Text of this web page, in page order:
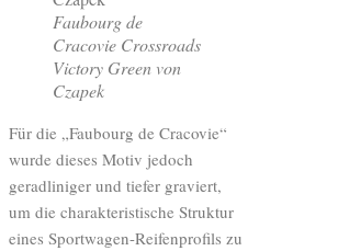
Faubourg de
Cracovie Crossroads
Victory Green von
Czapek
Für die „Faubourg de Cracovie“
wurde dieses Motiv jedoch
geradliniger und tiefer graviert,
um die charakteristische Struktur
eines Sportwagen-Reifenprofils zu